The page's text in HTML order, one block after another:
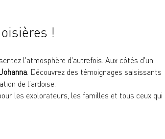
!
l'atmosphère d'autrefois. Aux côtés d'un
. Découvrez des témoignages saisissants
de l'ardoise.
les explorateurs, les familles et tous ceux qui